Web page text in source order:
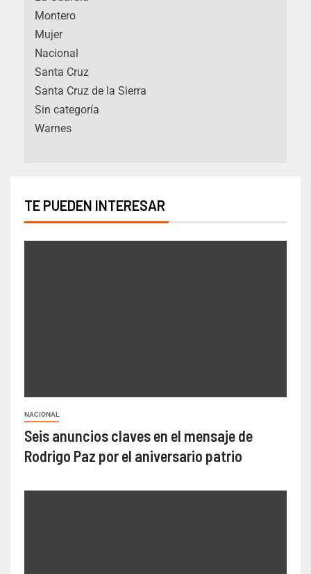
Montero
Mujer
Nacional
Santa Cruz
Santa Cruz de la Sierra
Sin categoría
Warnes
TE PUEDEN INTERESAR
NACIONAL
Seis anuncios claves en el mensaje de
Rodrigo Paz por el aniversario patrio